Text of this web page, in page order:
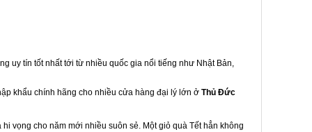
uy tín tốt nhất tới từ nhiều quốc gia nổi tiếng như Nhật Bản,
khẩu chính hãng cho nhiều cửa hàng đại lý lớn ở Thủ Đức
vọng cho năm mới nhiều suôn sẻ. Một giỏ quà Tết hẳn không